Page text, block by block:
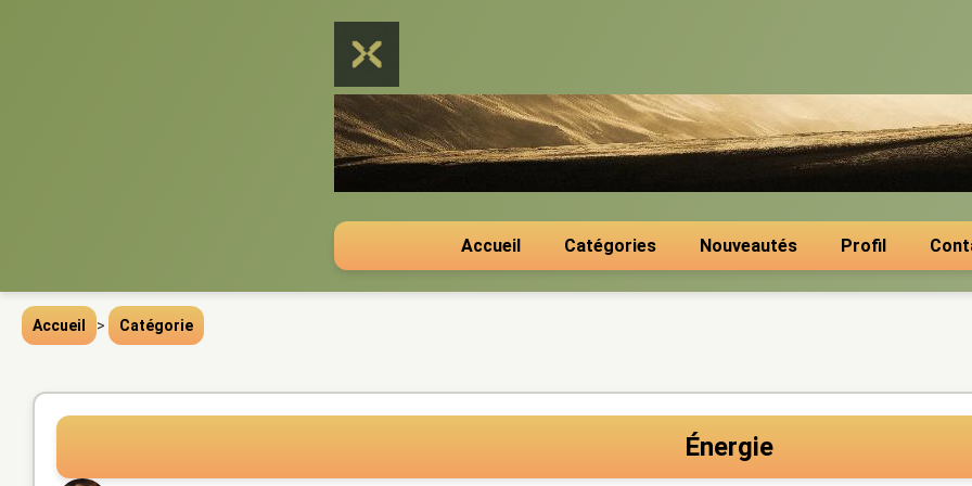
Accueil Catégories Nouveautés Profil
Accueil > Catégorie
Énergie